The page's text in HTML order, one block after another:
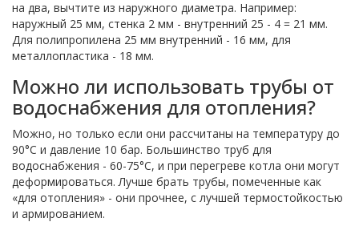
на два, вычтите из наружного диаметра. Например:
наружный 25 мм, стенка 2 мм - внутренний 25 - 4 = 21 мм.
Для полипропилена 25 мм внутренний - 16 мм, для
металлопластика - 18 мм.
Можно ли использовать трубы от
водоснабжения для отопления?
Можно, но только если они рассчитаны на температуру до
90°C и давление 10 бар. Большинство труб для
водоснабжения - 60-75°C, и при перегреве котла они могут
деформироваться. Лучше брать трубы, помеченные как
«для отопления» - они прочнее, с лучшей термостойкостью
и армированием.